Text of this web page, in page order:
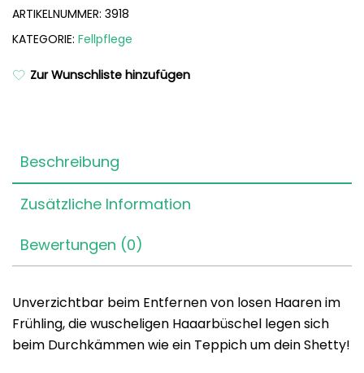
ARTIKELNUMMER: 3918
KATEGORIE: Fellpflege
Zur Wunschliste hinzufügen
Beschreibung
Zusätzliche Information
Bewertungen (0)
Unverzichtbar beim Entfernen von losen Haaren im
Frühling, die wuscheligen Haaarbüschel legen sich
beim Durchkämmen wie ein Teppich um dein Shetty!